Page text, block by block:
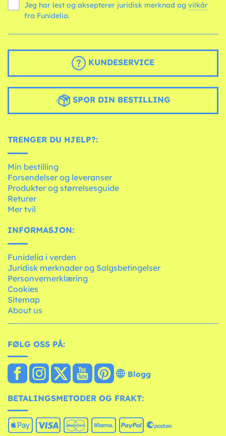
Jeg har lest og aksepterer juridisk merknad og vilkår
fra Funidelia.
KUNDESERVICE
SPOR DIN BESTILLING
TRENGER DU HJELP?:
Min bestilling
Forsendelser og leveranser
Produkter og størrelsesguide
Returer
Mer tvil
INFORMASJON:
Funidelia i verden
Juridisk merknader og Salgsbetingelser
Personvernerklæring
Cookies
Sitemap
About us
FØLG OSS PÅ:
Blogg
BETALINGSMETODER OG FRAKT: